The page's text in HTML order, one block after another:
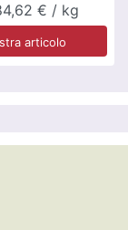
€ / kg
articolo